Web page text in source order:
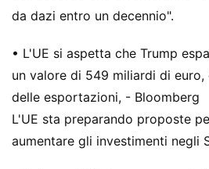
da dazi entro un decennio".
• L'UE si aspetta che Trump
un valore di 549 miliardi di
delle esportazioni, - Bloomberg
L'UE sta preparando proposte
aumentare gli investimenti negli